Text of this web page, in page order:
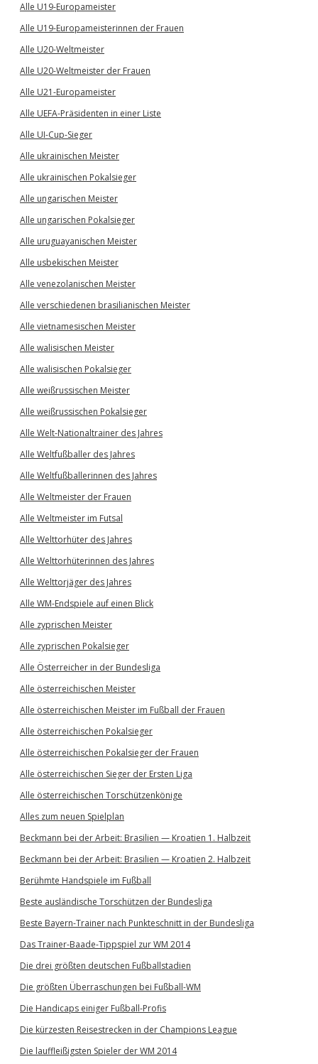
Alle U19-Europameister
Alle U19-Europameisterinnen der Frauen
Alle U20-Weltmeister
Alle U20-Weltmeister der Frauen
Alle U21-Europameister
Alle UEFA-Präsidenten in einer Liste
Alle UI-Cup-Sieger
Alle ukrainischen Meister
Alle ukrainischen Pokalsieger
Alle ungarischen Meister
Alle ungarischen Pokalsieger
Alle uruguayanischen Meister
Alle usbekischen Meister
Alle venezolanischen Meister
Alle verschiedenen brasilianischen Meister
Alle vietnamesischen Meister
Alle walisischen Meister
Alle walisischen Pokalsieger
Alle weißrussischen Meister
Alle weißrussischen Pokalsieger
Alle Welt-Nationaltrainer des Jahres
Alle Weltfußballer des Jahres
Alle Weltfußballerinnen des Jahres
Alle Weltmeister der Frauen
Alle Weltmeister im Futsal
Alle Welttorhüter des Jahres
Alle Welttorhüterinnen des Jahres
Alle Welttorjäger des Jahres
Alle WM-Endspiele auf einen Blick
Alle zyprischen Meister
Alle zyprischen Pokalsieger
Alle Österreicher in der Bundesliga
Alle österreichischen Meister
Alle österreichischen Meister im Fußball der Frauen
Alle österreichischen Pokalsieger
Alle österreichischen Pokalsieger der Frauen
Alle österreichischen Sieger der Ersten Liga
Alle österreichischen Torschützenkönige
Alles zum neuen Spielplan
Beckmann bei der Arbeit: Brasilien — Kroatien 1. Halbzeit
Beckmann bei der Arbeit: Brasilien — Kroatien 2. Halbzeit
Berühmte Handspiele im Fußball
Beste ausländische Torschützen der Bundesliga
Beste Bayern-Trainer nach Punkteschnitt in der Bundesliga
Das Trainer-Baade-Tippspiel zur WM 2014
Die drei größten deutschen Fußballstadien
Die größten Überraschungen bei Fußball-WM
Die Handicaps einiger Fußball-Profis
Die kürzesten Reisestrecken in der Champions League
Die lauffleißigsten Spieler der WM 2014